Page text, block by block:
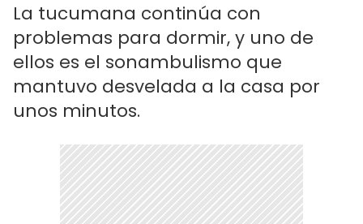
La tucumana continúa con
problemas para dormir, y uno de
ellos es el sonambulismo que
mantuvo desvelada a la casa por
unos minutos.